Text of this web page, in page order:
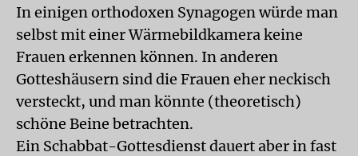
In einigen orthodoxen Synagogen würde man
selbst mit einer Wärmebildkamera keine
Frauen erkennen können. In anderen
Gotteshäusern sind die Frauen eher neckisch
versteckt, und man könnte (theoretisch)
schöne Beine betrachten.
Ein Schabbat-Gottesdienst dauert aber in fast